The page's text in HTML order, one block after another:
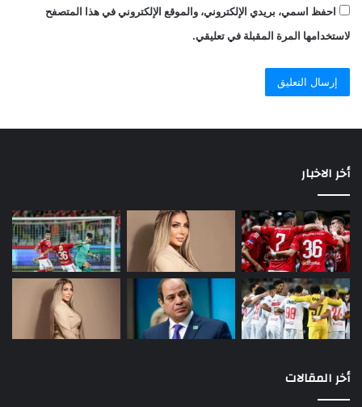
احفظ اسمي، بريدي الإلكتروني، والموقع الإلكتروني في هذا المتصفح
لاستخدامها المرة المقبلة في تعليقي.
أخر الاخبار
أخر المقالات